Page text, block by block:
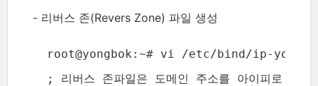
- 리버스 존(Revers Zone) 파일 생성
root@yongbok:~# vi /etc/bind/ip-
; 리버스 존파일은 도메인 주소를 아이피로 찾을